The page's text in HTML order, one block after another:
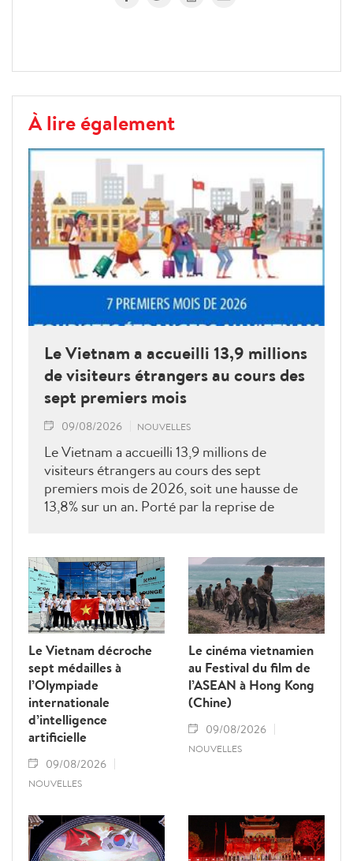
À lire également
Le Vietnam a accueilli 13,9 millions
de visiteurs étrangers au cours des
sept premiers mois
09/08/2026 NOUVELLES
Le Vietnam a accueilli 13,9 millions de
visiteurs étrangers au cours des sept
premiers mois de 2026, soit une hausse de
13,8% sur un an. Porté par la reprise de
millions d'arrivées.
Le Vietnam décroche
sept médailles à
l’Olympiade
internationale
d’intelligence
artificielle
09/08/2026
NOUVELLES
Le cinéma vietnamien
au Festival du film de
l’ASEAN à Hong Kong
(Chine)
09/08/2026
NOUVELLES